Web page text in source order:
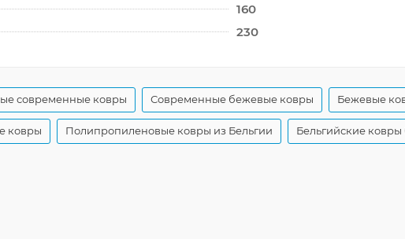
160
230
современные ковры Современные бежевые ковры Бежевые
ковры Полипропиленовые ковры из Бельгии Бельгийские ковры